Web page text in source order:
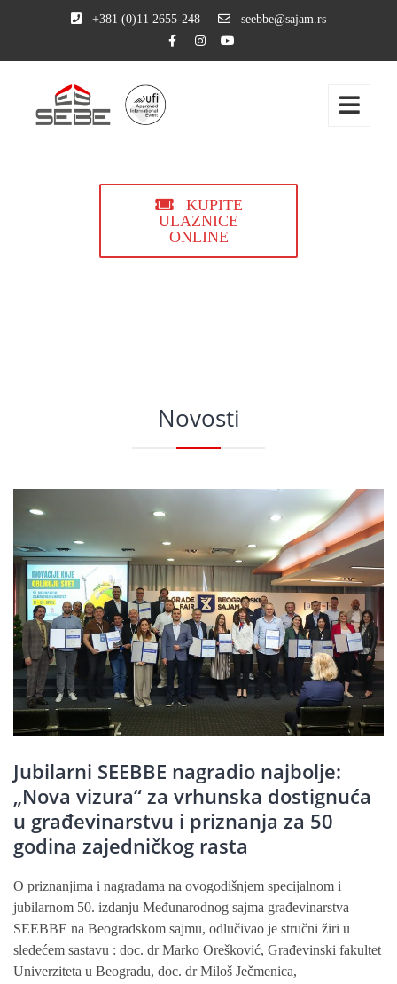
+381 (0)11 2655-248 seebbe@sajam.rs
KUPITE
ULAZNICE
ONLINE
Novosti
Jubilarni SEEBBE nagradio najbolje:
„Nova vizura“ za vrhunska dostignuća
u građevinarstvu i priznanja za 50
godina zajedničkog rasta
O priznanjima i nagradama na ovogodišnjem specijalnom i
jubilarnom 50. izdanju Međunarodnog sajma građevinarstva
SEEBBE na Beogradskom sajmu, odlučivao je stručni žiri u
sledećem sastavu : doc. dr Marko Orešković, Građevinski fakultet
Univerziteta u Beogradu, doc. dr Miloš Ječmenica,